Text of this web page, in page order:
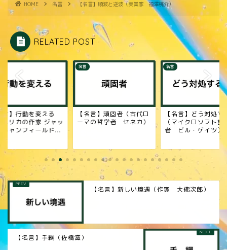
HOME 名言 【名言】順波と逆波（実業家 福澤桃介）
RELATED POST
言】行動を変える
メリカの作家 ジャッ
キャンフィールド...
名言
【名言】頑固者（古代ロ
ーマの哲学者 セネカ）
名言
【名言】どう対処す
（マイクロソフト設
者 ビル・ゲイツ）
【名言】新しい境遇（作家 大佛次郎）
【名言】手綱（佐橋滋）